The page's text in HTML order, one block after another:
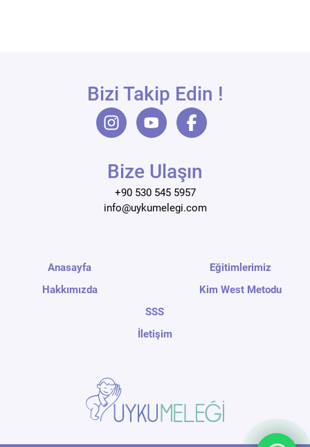
Bizi Takip Edin !
Bize Ulaşın
+90 530 545 5957
info@uykumelegi.com
Anasayfa
Hakkımızda
Eğitimlerimiz
Kim West Metodu
SSS
İletişim